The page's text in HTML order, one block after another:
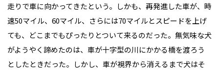
走りで車に向かってきたという。しかも、再発進した車が、時
速50マイル、60マイル、さらには70マイルとスピードを上げ
ても、どこまでもぴったりとついて来るのだった。無気味な犬
がようやく諦めたのは、車が十字型の川にかかる橋を渡ろう
としたときだった。しかし、車が視界から消えるまで犬はそ